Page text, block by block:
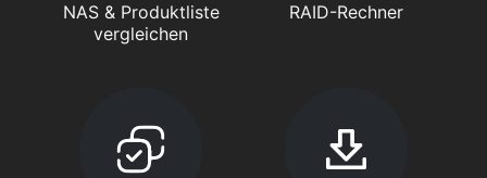
NAS & Produktliste
vergleichen
RAID-Rechner